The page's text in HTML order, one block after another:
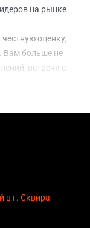
на рынке
оценку,
Вам больше не
встречи с
Сквира
скрытых
полностью
в г. Сквира